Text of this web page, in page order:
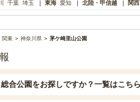
千葉 埼玉 東海 愛知 北陸・甲信越 関西
関東 神奈川県 茅ケ崎里山公園
合公園をお探しですか？一覧はこち